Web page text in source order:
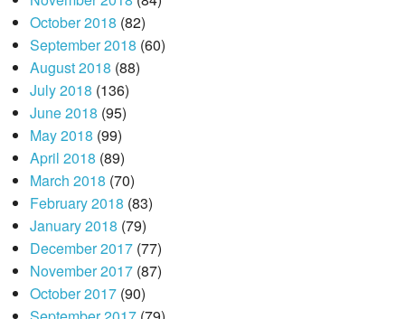
October 2018 (82)
September 2018 (60)
August 2018 (88)
July 2018 (136)
June 2018 (95)
May 2018 (99)
April 2018 (89)
March 2018 (70)
February 2018 (83)
January 2018 (79)
December 2017(77)
November 2017(87)
October 2017(90)